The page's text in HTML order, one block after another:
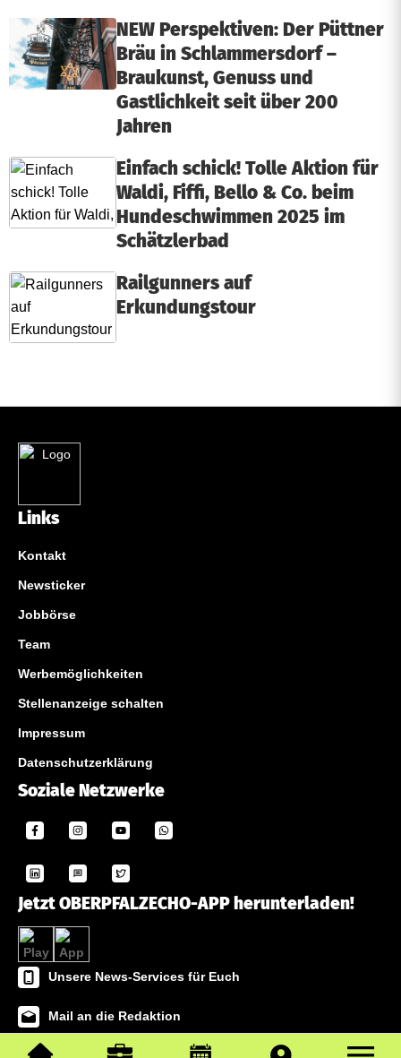
NEW Perspektiven: Der Püttner
Bräu in Schlammersdorf –
Braukunst, Genuss und
Gastlichkeit seit über 200
Jahren
Einfach schick! Tolle Aktion für
Waldi, Fiffi, Bello & Co. beim
Hundeschwimmen 2025 im
Schätzlerbad
Railgunners auf
Erkundungstour
Links
Kontakt
Newsticker
Jobbörse
Team
Werbemöglichkeiten
Stellenanzeige schalten
Impressum
Datenschutzerklärung
Soziale Netzwerke
Jetzt OBERPFALZECHO-APP herunterladen!
Unsere News-Services für Euch
Mail an die Redaktion